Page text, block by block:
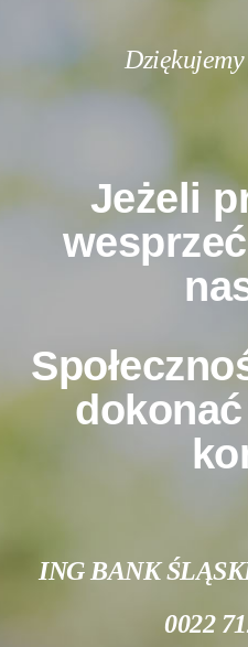
Jeżeli
dokonać
ING BANK
0022